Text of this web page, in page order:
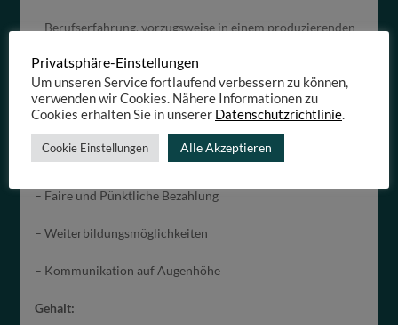
– Berufserfahrung, vorzugsweise in einem produzierenden
– Gute Deutschkenntnisse, Staplerschein von Vorteil
Benefits:
– Rundumbetreuung durch unser Team
– Faire und Pünktliche Bezahlung
– Weiterbildungsmöglichkeiten
– Kommunikation auf Augenhöhe
Gehalt:
Privatsphäre-Einstellungen
Um unseren Service fortlaufend verbessern zu können,
verwenden wir Cookies. Nähere Informationen zu
Cookies erhalten Sie in unserer Datenschutzrichtlinie.
Cookie Einstellungen Alle Akzeptieren